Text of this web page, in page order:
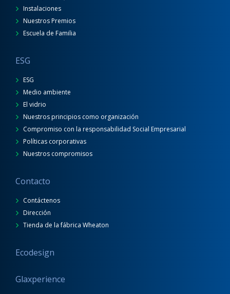
Instalaciones
Nuestros Premios
Escuela de Familia
ESG
ESG
Medio ambiente
El vidrio
Nuestros principios como organización
Compromiso con la responsabilidad Social Empresarial
Políticas corporativas
Nuestros compromisos
Contacto
Contáctenos
Dirección
Tienda de la fábrica Wheaton
Ecodesign
Glaxperience